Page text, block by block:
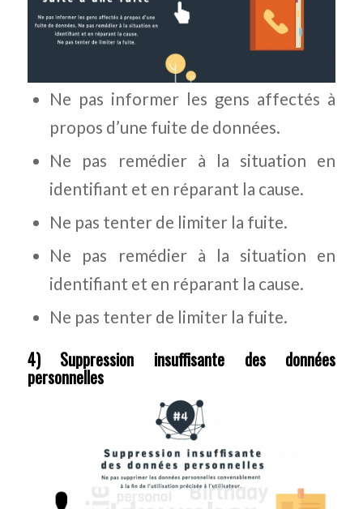
Ne pas informer les gens affectés à
propos d’une fuite de données.
Ne pas remédier à la situation en
identifiant et en réparant la cause.
Ne pas tenter de limiter la fuite.
Ne pas remédier à la situation en
identifiant et en réparant la cause.
Ne pas tenter de limiter la fuite.
4) Suppression insuffisante des données
personnelles